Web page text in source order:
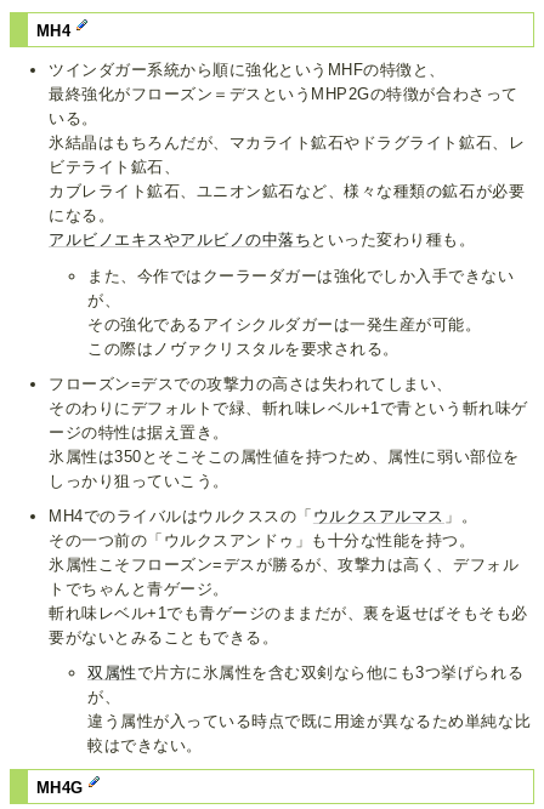
MH4
ツインダガー系統から順に強化というMHFの特徴と、
最終強化がフローズン＝デスというMHP2Gの特徴が合わさって
いる。
氷結晶はもちろんだが、マカライト鉱石やドラグライト鉱石、レ
ビテライト鉱石、
カブレライト鉱石、ユニオン鉱石など、様々な種類の鉱石が必要
になる。
アルビノエキスやアルビノの中落ち といった変わり種も。
また、今作ではクーラーダガーは強化でしか入手できない
が、
その強化であるアイシクルダガーは一発生産が可能。
この際はノヴァクリスタルを要求される。
フローズン=デスでの攻撃力の高さは失われてしまい、
そのわりにデフォルトで緑、斬れ味レベル+1で青という斬れ味ゲ
ージの特性は据え置き。
氷属性は350とそこそこの属性値を持つため、属性に弱い部位を
しっかり狙っていこう。
MH4でのライバルはウルクススの「 ウルクスアルマス 」。
その一つ前の「ウルクスアンドゥ」も十分な性能を持つ。
氷属性こそフローズン=デスが勝るが、攻撃力は高く、デフォル
トでちゃんと青ゲージ。
斬れ味レベル+1でも青ゲージのままだが、裏を返せばそもそも必
要がないとみることもできる。
双属性で片方に氷属性を含む双剣なら他にも3つ挙げられる
が、
違う属性が入っている時点で既に用途が異なるため単純な比
較はできない。
MH4G